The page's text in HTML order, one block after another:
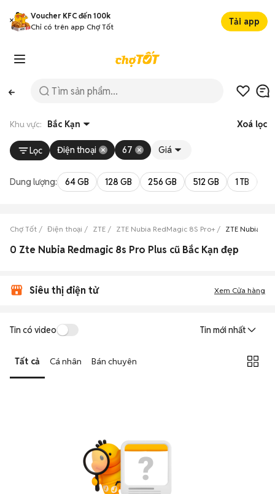
Voucher KFC đến 100k
Chỉ có trên app Chợ Tốt
Tải app
Khu vực: Bắc Kạn Xoá lọc
Lọc Điện thoại 67 Giá
Dung lượng: 64 GB 128 GB 256 GB 512 GB 1 TB
Chợ Tốt Điện thoại ZTE ZTE Nubia RedMagic 8S Pro+ ZTE Nubia
0 Zte Nubia Redmagic 8s Pro Plus cũ Bắc Kạn đẹp
Siêu thị điện tử Xem Cửa hàng
Tin có video Tin mới nhất
Tất cả Cá nhân Bán chuyên